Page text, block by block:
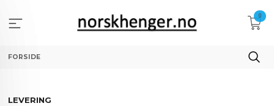
innholdet
0
FORSIDE
LEVERING